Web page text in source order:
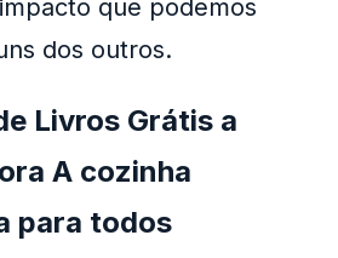
que podemos
dos outros.
Livros Grátis a
A cozinha
para todos